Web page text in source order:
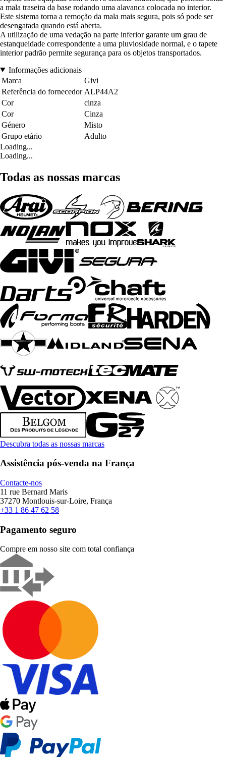
a mala traseira da base rodando uma alavanca colocada no interior.
Este sistema torna a remoção da mala mais segura, pois só pode ser
desengatada quando está aberta.
A utilização de uma vedação na parte inferior garante um grau de
estanqueidade correspondente a uma pluviosidade normal, e o tapete
interior padrão permite segurança para os objetos transportados.
Informações adicionais
Marca
Givi
Referência do fornecedor ALP44A2
Cor
cinza
Cor
Cinza
Género
Misto
Grupo etário
Adulto
Loading...
Loading...
Todas as nossas marcas
Descubra todas as nossas marcas
Assistência pós-venda na França
Contacte-nos
11 rue Bernard Maris
37270 Montlouis-sur-Loire, França
+33 1 86 47 62 58
Pagamento seguro
Compre em nosso site com total confiança